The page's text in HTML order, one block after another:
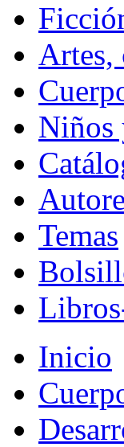
Artes,
Niños
Temas
Inicio